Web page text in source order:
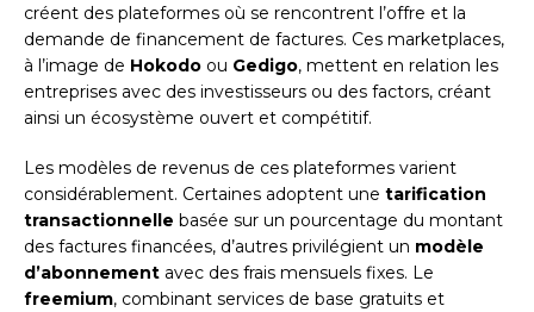
créent des plateformes où se rencontrent l’offre et la
demande de financement de factures. Ces marketplaces,
à l’image de Hokodo ou Gedigo, mettent en relation les
entreprises avec des investisseurs ou des factors, créant
ainsi un écosystème ouvert et compétitif.
Les modèles de revenus de ces plateformes varient
considérablement. Certaines adoptent une tarification
transactionnelle basée sur un pourcentage du montant
des factures financées, d’autres privilégient un modèle
d’abonnement avec des frais mensuels fixes. Le
freemium, combinant services de base gratuits et